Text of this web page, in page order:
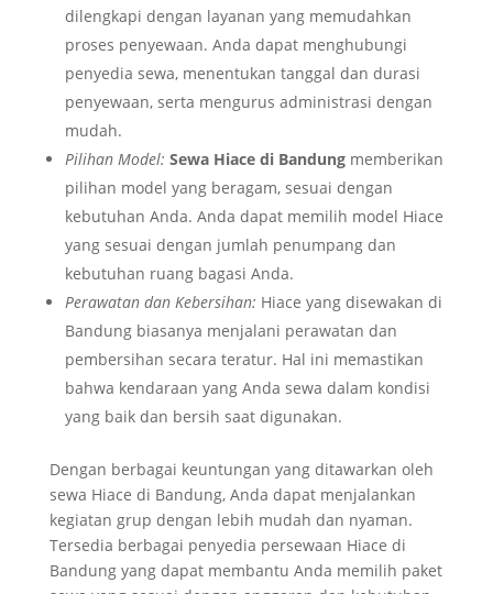
dilengkapi dengan layanan yang memudahkan
proses penyewaan. Anda dapat menghubungi
penyedia sewa, menentukan tanggal dan durasi
penyewaan, serta mengurus administrasi dengan
mudah.
Pilihan Model: Sewa Hiace di Bandungmemberikan
pilihan model yang beragam, sesuai dengan
kebutuhan Anda. Anda dapat memilih model Hiace
yang sesuai dengan jumlah penumpang dan
kebutuhan ruang bagasi Anda.
Perawatan dan Kebersihan: Hiace yang disewakan di
Bandung biasanya menjalani perawatan dan
pembersihan secara teratur. Hal ini memastikan
bahwa kendaraan yang Anda sewa dalam kondisi
yang baik dan bersih saat digunakan.
Dengan berbagai keuntungan yang ditawarkan oleh
sewa Hiace di Bandung, Anda dapat menjalankan
kegiatan grup dengan lebih mudah dan nyaman.
Tersedia berbagai penyedia persewaan Hiace di
Bandung yang dapat membantu Anda memilih paket